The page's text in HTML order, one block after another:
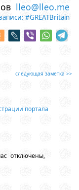
lleo@lleo.me
#GREATBritain
следующая заметка >>
портала
отключены,